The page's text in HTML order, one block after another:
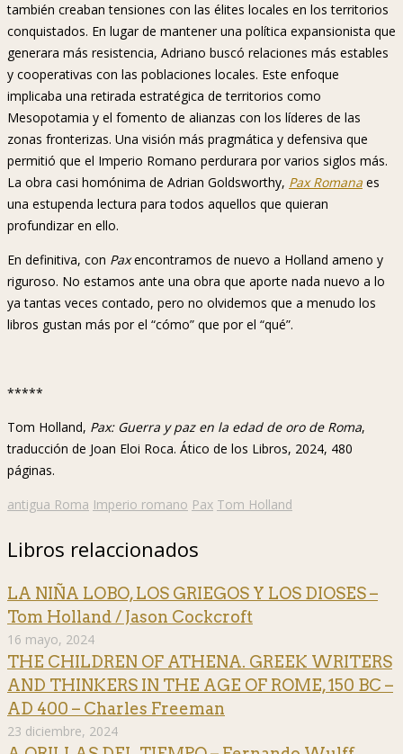
también creaban tensiones con las élites locales en los territorios
conquistados. En lugar de mantener una política expansionista que
generara más resistencia, Adriano buscó relaciones más estables
y cooperativas con las poblaciones locales. Este enfoque
implicaba una retirada estratégica de territorios como
Mesopotamia y el fomento de alianzas con los líderes de las
zonas fronterizas. Una visión más pragmática y defensiva que
permitió que el Imperio Romano perdurara por varios siglos más.
La obra casi homónima de Adrian Goldsworthy, Pax Romana es
una estupenda lectura para todos aquellos que quieran
profundizar en ello.
En definitiva, con Paxencontramos de nuevo a Holland ameno y
riguroso. No estamos ante una obra que aporte nada nuevo a lo
ya tantas veces contado, pero no olvidemos que a menudo los
libros gustan más por el “cómo” que por el “qué”.
*****
Tom Holland, Pax: Guerra y paz en la edad de oro de Roma,
traducción de Joan Eloi Roca. Ático de los Libros, 2024, 480
páginas.
antigua Roma Imperio romano Pax Tom Holland
Libros relaccionados
LA NIÑA LOBO, LOS GRIEGOS Y LOS DIOSES –
Tom Holland / Jason Cockcroft
16 mayo, 2024
THE CHILDREN OF ATHENA. GREEK WRITERS
AND THINKERS IN THE AGE OF ROME, 150 BC –
AD 400 – Charles Freeman
23 diciembre, 2024